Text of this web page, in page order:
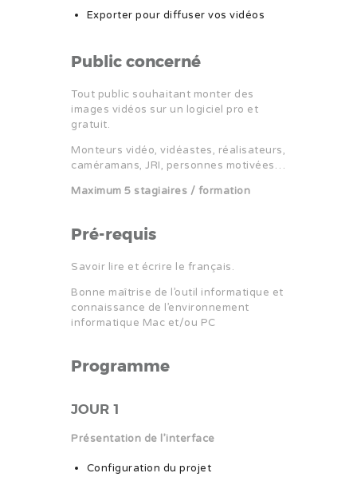
Exporter pour diffuser vos vidéos
Public concerné
Tout public souhaitant monter des
images vidéos sur un logiciel pro et
gratuit.
Monteurs vidéo, vidéastes, réalisateurs,
caméramans, JRI, personnes motivées…
Maximum 5 stagiaires / formation
Pré-requis
Savoir lire et écrire le français.
Bonne maîtrise de l’outil informatique et
connaissance de l’environnement
informatique Mac et/ou PC
Programme
JOUR 1
Présentation de l’interface
Configuration du projet